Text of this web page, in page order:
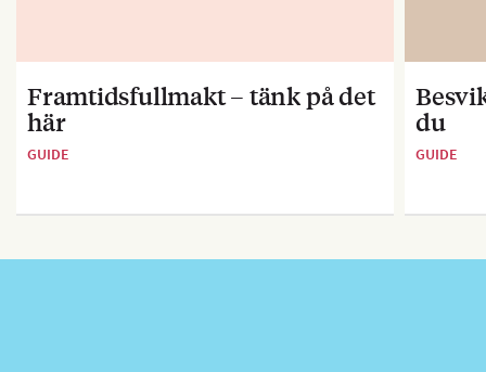
Framtidsfullmakt – tänk på det
här
GUIDE
du
GUIDE